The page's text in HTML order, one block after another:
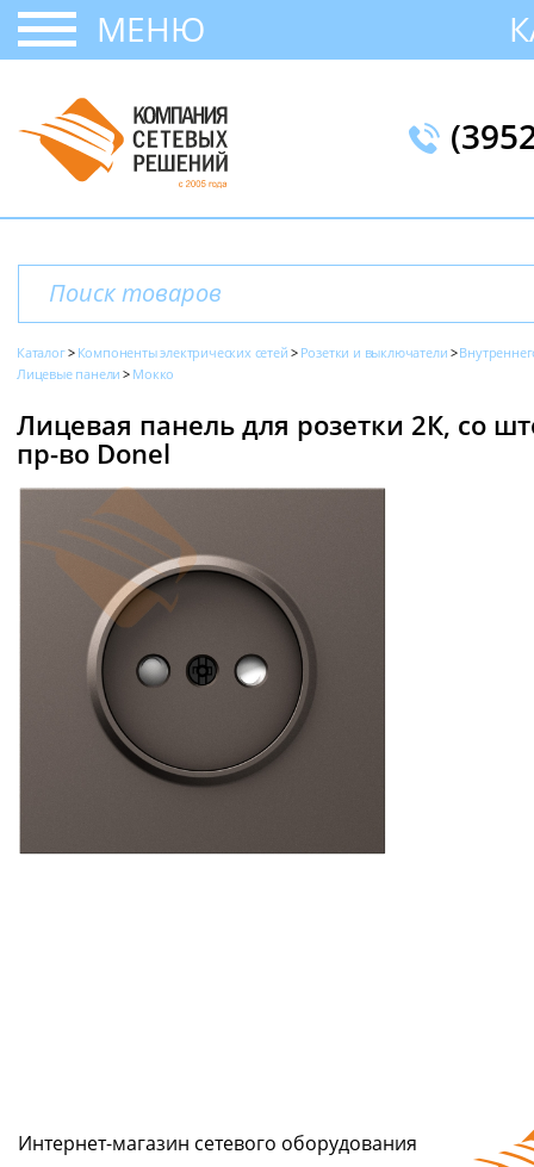
МЕНЮ
Каталог Компоненты электрических сетей Розетки и выключатели
Лицевые панели
Мокко
Лицевая панель для розетки 2К, со
пр-во Donel
Интернет-магазин сетeвого оборудования